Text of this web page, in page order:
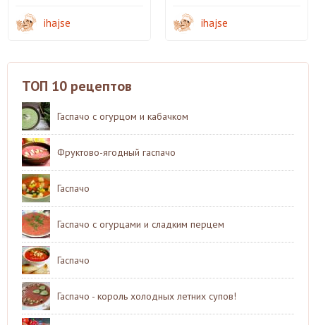
ihajse ihajse
ТОП 10 рецептов
Гаспачо с огурцом и кабачком
Фруктово-ягодный гаспачо
Гаспачо
Гаспачо с огурцами и сладким перцем
Гаспачо
Гаспачо - король холодных летних супов!